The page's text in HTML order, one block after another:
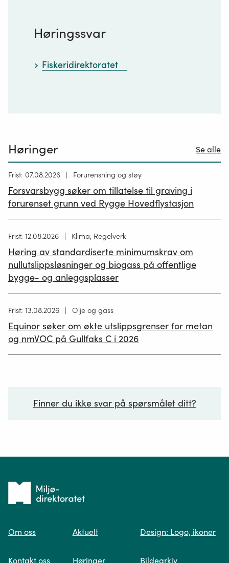
Høringssvar
Fiskeridirektoratet
Høringer Se alle
Høring
26.06.2026
Frist: 07.08.2026 Forurensning og støy
Forsvarsbygg søker om tillatelse til graving i
forurenset grunn ved Rygge Hovedflystasjon
Høring
publisert
12.05.2026
Frist: 12.08.2026 Klima, Regelverk
Høring av standardiserte minimumskrav om
nullutslippsløsninger og biogass på offentlige
bygge- og anleggsplasser
Høring
publisert
02.07.2026
Frist: 13.08.2026 Olje og gass
Equinor søker om økte utslippsgrenser for metan
og nmVOC på Gullfaks C i 2026
Finner du ikke svar på spørsmålet ditt?
Spør oss
Tilbake
forsiden
Om oss
Kontakt oss
Aktuelt
Høringer
Design: Logo, ikoner
Bildearkiv